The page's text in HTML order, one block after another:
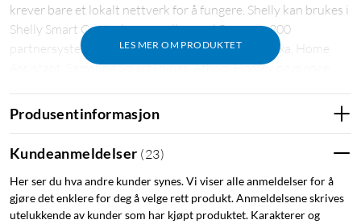
LES MER OM PRODUKTET
krever bare et lokalt nettverk for å fungere. Shelly kan brukes i
Shelly Smart Control-appen eller med flere enn 200
partnersystemer, som Google Home, Amazon Alexa, Home
Assistant, Samsung SmartThings, Athom Homey og mange
Shelly 1PM Plus Mini har mange bruksområder. Det kan
forsynes med 110–230V AC. Shelly 1PM Plus Mini har én
bryterinngang som er valgfri å bruke. Det måler automatisk
energiforbruk, som kan overvåkes gjennom Shelly Smart
Produsentinformasjon
Kundeanmeldelser (23)
Her ser du hva andre kunder synes. Vi viser alle anmeldelser for å
gjøre det enklere for deg å velge rett produkt. Anmeldelsene skrives
utelukkende av kunder som har kjøpt produktet. Karakterer og